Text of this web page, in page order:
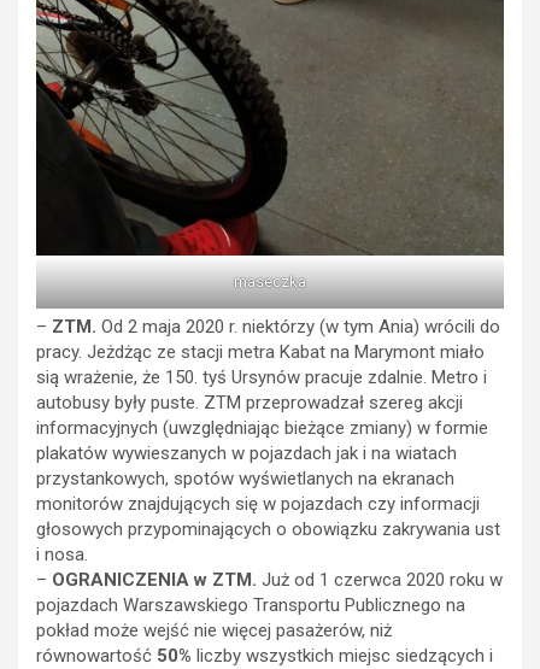
maseczka
– ZTM. Od 2 maja 2020 r. niektórzy (w tym Ania) wrócili do
pracy. Jeżdżąc ze stacji metra Kabat na Marymont miało
sią wrażenie, że 150. tyś Ursynów pracuje zdalnie. Metro i
autobusy były puste. ZTM przeprowadzał szereg akcji
informacyjnych (uwzględniając bieżące zmiany) w formie
plakatów wywieszanych w pojazdach jak i na wiatach
przystankowych, spotów wyświetlanych na ekranach
monitorów znajdujących się w pojazdach czy informacji
głosowych przypominających o obowiązku zakrywania ust
i nosa.
– OGRANICZENIA w ZTM. Już od 1 czerwca 2020 roku w
pojazdach Warszawskiego Transportu Publicznego na
pokład może wejść nie więcej pasażerów, niż
równowartość 50% liczby wszystkich miejsc siedzących i